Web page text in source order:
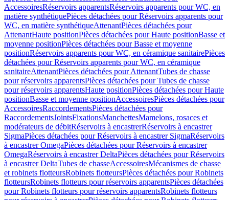
AccessoiresRéservoirs apparentsRéservoirs apparents pour WC, en
matière synthétiquePièces détachées pour Réservoirs apparents pour
WC, en matière synthétiqueAttenantPièces détachées pour
AttenantHaute positionPièces détachées pour Haute positionBasse et
moyenne positionPièces détachées pour Basse et moyenne
positionRéservoirs apparents pour WC, en céramique sanitairePièces
détachées pour Réservoirs apparents pour WC, en céramique
sanitaireAttenantPièces détachées pour AttenantTubes de chasse
pour réservoirs apparentsPièces détachées pour Tubes de chasse
pour réservoirs apparentsHaute positionPièces détachées pour Haute
positionBasse et moyenne positionAccessoiresPièces détachées pour
AccessoiresRaccordementsPièces détachées pour
RaccordementsJointsFixationsManchettesMamelons, rosaces et
modérateurs de débitRéservoirs à encastrerRéservoirs à encastrer
SigmaPièces détachées pour Réservoirs à encastrer SigmaRéservoirs
à encastrer OmegaPièces détachées pour Réservoirs à encastrer
OmegaRéservoirs à encastrer DeltaPièces détachées pour Réservoirs
à encastrer DeltaTubes de chasseAccessoiresMécanismes de chasse
et robinets flotteursRobinets flotteursPièces détachées pour Robinets
flotteursRobinets flotteurs pour réservoirs apparentsPièces détachées
pour Robinets flotteurs pour réservoirs apparentsRobinets flotteurs